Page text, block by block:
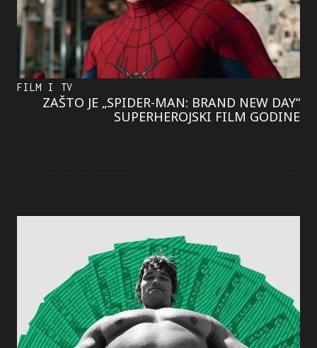
FILM I TV
ZAŠTO JE „SPIDER-MAN: BRAND NEW DAY“
SUPERHEROJSKI FILM GODINE